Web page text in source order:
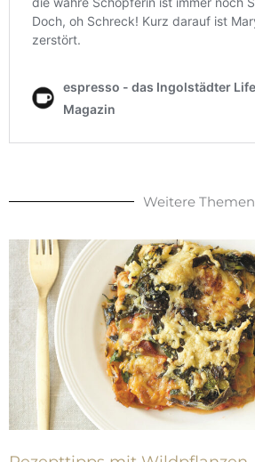
Weitere Themen